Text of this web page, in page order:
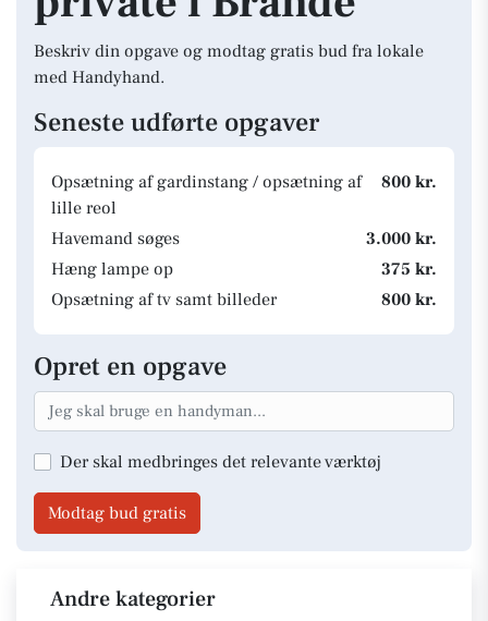
Beskriv din opgave og modtag gratis bud fra lokale
med Handyhand.
Seneste udførte opgaver
Opsætning af gardinstang / opsætning af
lille reol
800 kr.
Havemand søges
3.000 kr.
Hæng lampe op
375 kr.
Opsætning af tv samt billeder
800 kr.
Opret en opgave
Der skal medbringes det relevante værktøj
Modtag bud gratis
Andre kategorier